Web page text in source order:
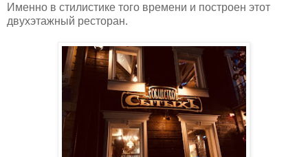
Именно в стилистике того времени и построен этот
двухэтажный ресторан.